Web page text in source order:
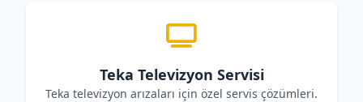
Teka Televizyon Servisi
Teka televizyon arızaları için özel servis çözümleri.